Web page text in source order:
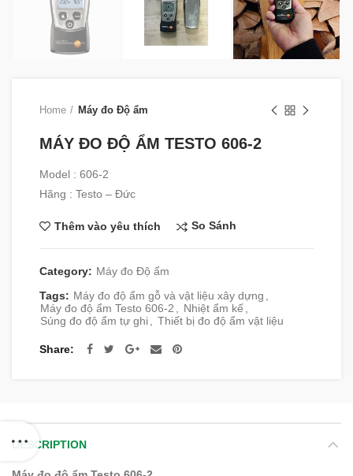
Home Máy đo Độ ẩm
MÁY ĐO ĐỘ ẨM TESTO 606-2
Model : 606-2
Hãng : Testo – Đức
Thêm vào yêu thích So Sánh
Category: Máy đo Độ ẩm
Tags: Máy đo độ ẩm gỗ và vật liệu xây dựng
Máy đo độ ẩm Testo 606-2
Nhiệt ẩm kế
Súng đo độ ẩm tự ghi
Thiết bị đo độ ẩm vật liệu
Share
DESCRIPTION